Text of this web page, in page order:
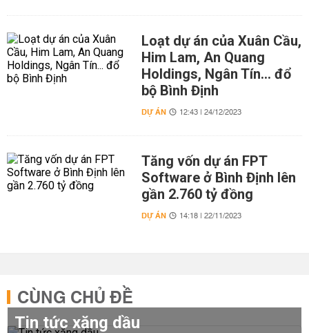
Loạt dự án của Xuân Cầu,
Him Lam, An Quang
Holdings, Ngân Tín... đổ
bộ Bình Định
DỰ ÁN 12:43 | 24/12/2023
Tăng vốn dự án FPT
Software ở Bình Định lên
gần 2.760 tỷ đồng
DỰ ÁN 14:18 | 22/11/2023
CÙNG CHỦ ĐỀ
Tin tức xăng dầu